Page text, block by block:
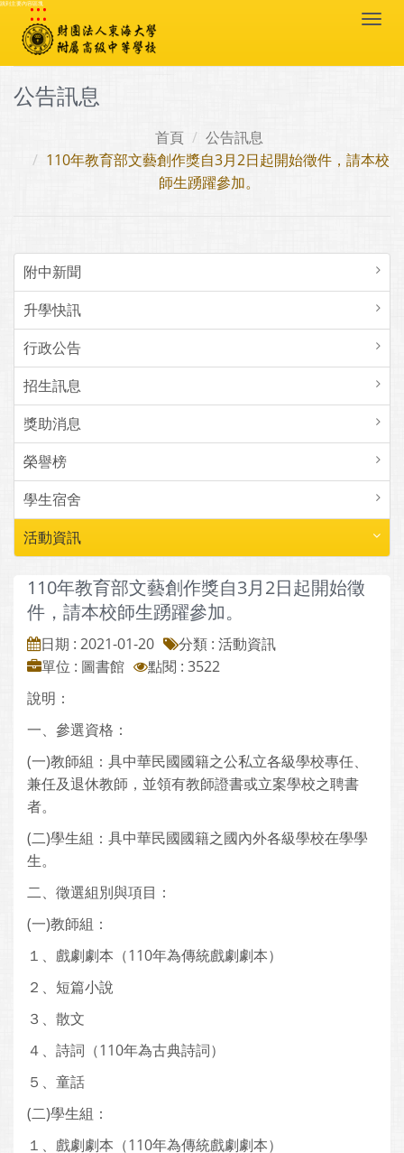
跳到主要內容區塊
:::
公告訊息
首頁
公告訊息
110年教育部文藝創作獎自3月2日起開始徵件，請本校
師生踴躍參加。
附中新聞
升學快訊
行政公告
招生訊息
獎助消息
榮譽榜
學生宿舍
活動資訊
110年教育部文藝創作獎自3月2日起開始徵
件，請本校師生踴躍參加。
日期 : 2021-01-20
分類 : 活動資訊
單位 : 圖書館
點閱 : 3522
說明：
一、參選資格：
(一)教師組：具中華民國國籍之公私立各級學校專任、
兼任及退休教師，並領有教師證書或立案學校之聘書
者。
(二)學生組：具中華民國國籍之國內外各級學校在學學
生。
二、徵選組別與項目：
(一)教師組：
１、戲劇劇本（110年為傳統戲劇劇本）
２、短篇小說
３、散文
４、詩詞（110年為古典詩詞）
５、童話
(二)學生組：
１、戲劇劇本（110年為傳統戲劇劇本）